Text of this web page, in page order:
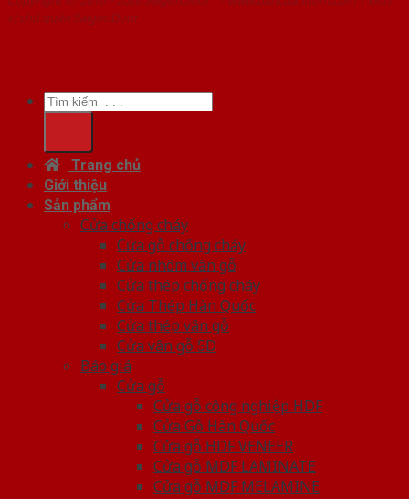
vị chủ quản SaigonDoor
Tìm
kiếm:
Trang chủ
Giới thiệu
Sản phẩm
Cửa chống cháy
Cửa gỗ chống cháy
Cửa nhôm vân gỗ
Cửa thép chống cháy
Cửa Thép Hàn Quốc
Cửa thép vân gỗ
Cửa vân gỗ 5D
Báo giá
Cửa gỗ
Cửa gỗ công nghiệp HDF
Cửa Gỗ Hàn Quốc
Cửa gỗ HDF VENEER
Cửa gỗ MDF LAMINATE
Cửa gỗ MDF MELAMINE